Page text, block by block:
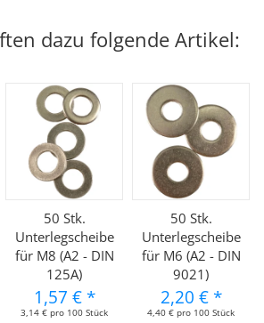
dazu folgende Artikel:
50 Stk.
Unterlegscheibe
für M8 (A2 - DIN
125A)
1,57 € *
3,14 € pro 100 Stück
50 Stk.
Unterlegscheibe
für M6 (A2 - DIN
9021)
2,20 € *
4,40 € pro 100 Stück